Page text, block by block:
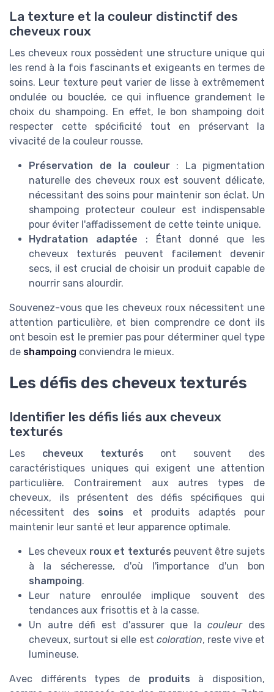
La texture et la couleur distinctif des
cheveux roux
Les cheveux roux possèdent une structure unique qui
les rend à la fois fascinants et exigeants en termes de
soins. Leur texture peut varier de lisse à extrêmement
ondulée ou bouclée, ce qui influence grandement le
choix du shampoing. En effet, le bon shampoing doit
respecter cette spécificité tout en préservant la
vivacité de la couleur rousse.
Préservation de la couleur: La pigmentation
naturelle des cheveux roux est souvent délicate,
nécessitant des soins pour maintenir son éclat. Un
shampoing protecteur couleur est indispensable
pour éviter l'affadissement de cette teinte unique.
Hydratation adaptée : Étant donné que les
cheveux texturés peuvent facilement devenir
secs, il est crucial de choisir un produit capable de
nourrir sans alourdir.
Souvenez-vous que les cheveux roux nécessitent une
attention particulière, et bien comprendre ce dont ils
ont besoin est le premier pas pour déterminer quel type
de shampoing conviendra le mieux.
Les défis des cheveux texturés
Identifier les défis liés aux cheveux
texturés
Les cheveux texturés ont souvent des
caractéristiques uniques qui exigent une attention
particulière. Contrairement aux autres types de
cheveux, ils présentent des défis spécifiques qui
nécessitent des soins et produits adaptés pour
maintenir leur santé et leur apparence optimale.
Les cheveux roux et texturés peuvent être sujets
à la sécheresse, d'où l'importance d'un bon
shampoing.
Leur nature enroulée implique souvent des
tendances aux frisottis et à la casse.
Un autre défi est d'assurer que lacouleurdes
cheveux, surtout si elle est coloration, reste vive et
lumineuse.
Avec différents types de produits à disposition,